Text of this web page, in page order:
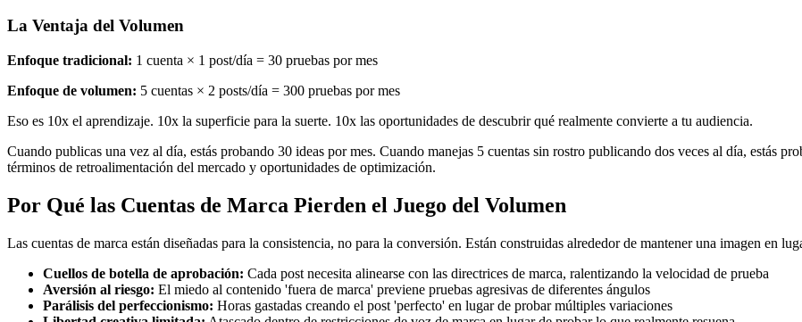
La Ventaja del Volumen
Enfoque tradicional: 1 cuenta × 1 post/día = 30 pruebas por mes
Enfoque de volumen: 5 cuentas × 2 posts/día = 300 pruebas por mes
Eso es 10x el aprendizaje. 10x la superficie para la suerte. 10x las oportunidades de descubrir qué realmente convierte a tu audiencia.
Cuando publicas una vez al día, estás probando 30 ideas por mes. Cuando manejas 5 cuentas sin rostro publicando dos veces al día, estás
términos de retroalimentación del mercado y oportunidades de optimización.
Por Qué las Cuentas de Marca Pierden el Juego del Volumen
Las cuentas de marca están diseñadas para la consistencia, no para la conversión. Están construidas alrededor de mantener una imagen en
Cuellos de botella de aprobación: Cada post necesita alinearse con las directrices de marca, ralentizando la velocidad de prueba
Aversión al riesgo: El miedo al contenido 'fuera de marca' previene pruebas agresivas de diferentes ángulos
Parálisis del perfeccionismo: Horas gastadas creando el post 'perfecto' en lugar de probar múltiples variaciones